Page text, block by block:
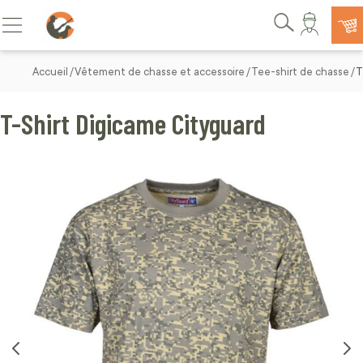
Allez au contenu
Basculer la navigation
Rechercher
Accueil Vêtement de chasse et accessoire Tee-shirt de chasse
T-Shirt Digicame Cityguard